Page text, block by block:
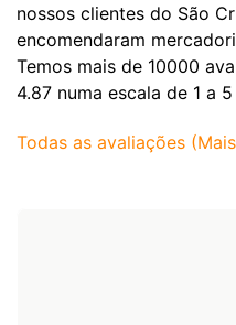
nossos clientes do São
encomendaram
Temos mais de 10000
4.87 numa escala de 1 a 5
Todas as avaliações